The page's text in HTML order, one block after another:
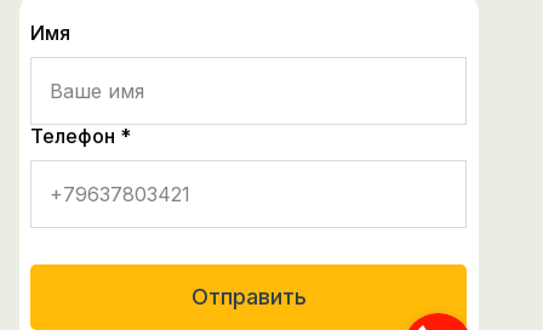
Имя
Телефон *
Отправить